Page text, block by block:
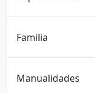
Familia
Manualidades